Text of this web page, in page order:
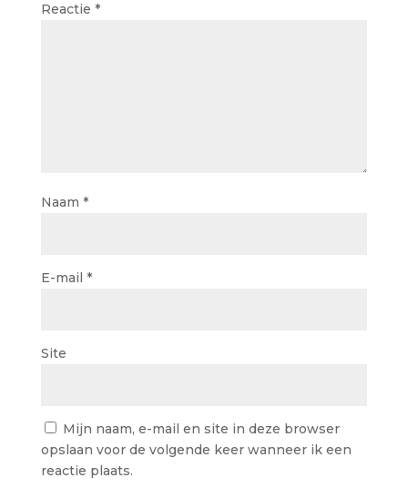
Reactie *
Naam *
E-mail *
Site
Mijn naam, e-mail en site in deze browser
opslaan voor de volgende keer wanneer ik een
reactie plaats.